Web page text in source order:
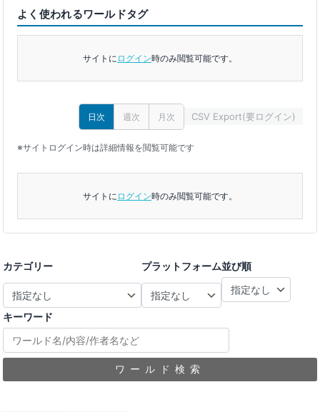
よく使われるワールドタグ
サイトに ログイン時のみ閲覧可能です。
日次 週次 月次 CSV Export(要ログイン)
※サイトログイン時は詳細情報を閲覧可能です
サイトに ログイン時のみ閲覧可能です。
カテゴリー プラットフォーム並び順
キーワード
ワールド検索